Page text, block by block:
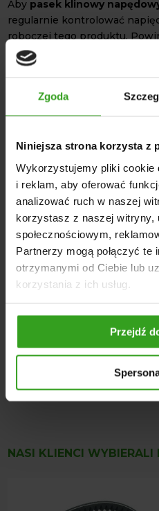
Zgoda
Niniejsza strona korzysta z
Wykorzystujemy pliki cookie
i reklam, aby oferować
analizować ruch w naszej
korzystasz z naszej witryny,
społecznościowym,
Partnerzy mogą połączyć te
otrzymanymi od Ciebie lub
korzystania z ich usług.
Przejdź
Aby pasek klinowy
regularnie kontrolować
roboczej tego produktu.
przy pierwszych oznakach
pęknięcia, ślizganie oraz
do spadku mocy,
uszkodzenia maszyny.
Uzębiona konstrukcja
precyzyjnego dopasowania
zmniejszony hałas podczas
idealne dopasowanie do
napędowych. Konstrukcja
niezawodną pracę w
DANE
Długość wewnętrzna (Li):
Szerokość: 17 mm
Typ paska: klinowy
Produkcja: OEM
NASI KLIENCI WYBIERALI